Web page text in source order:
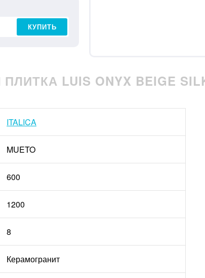
КУПИТЬ
ПЛИТКА LUIS ONYX BEIGE
ITALICA
MUETO
600
1200
8
Керамогранит